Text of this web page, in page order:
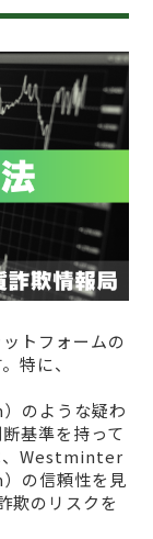
トフォームの
特に、
のような疑わ
基準を持って
、Westminter
の信頼性を見
欺のリスクを